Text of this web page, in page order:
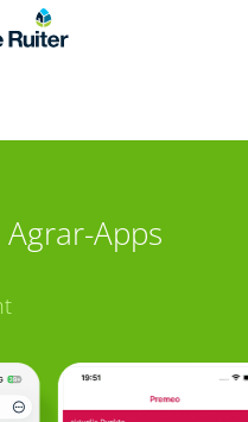
Apps